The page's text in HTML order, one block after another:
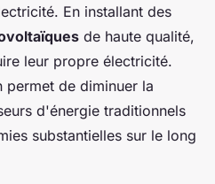
En installant des
de haute qualité,
leur propre électricité.
permet de diminuer la
d'énergie traditionnels
substantielles sur le long